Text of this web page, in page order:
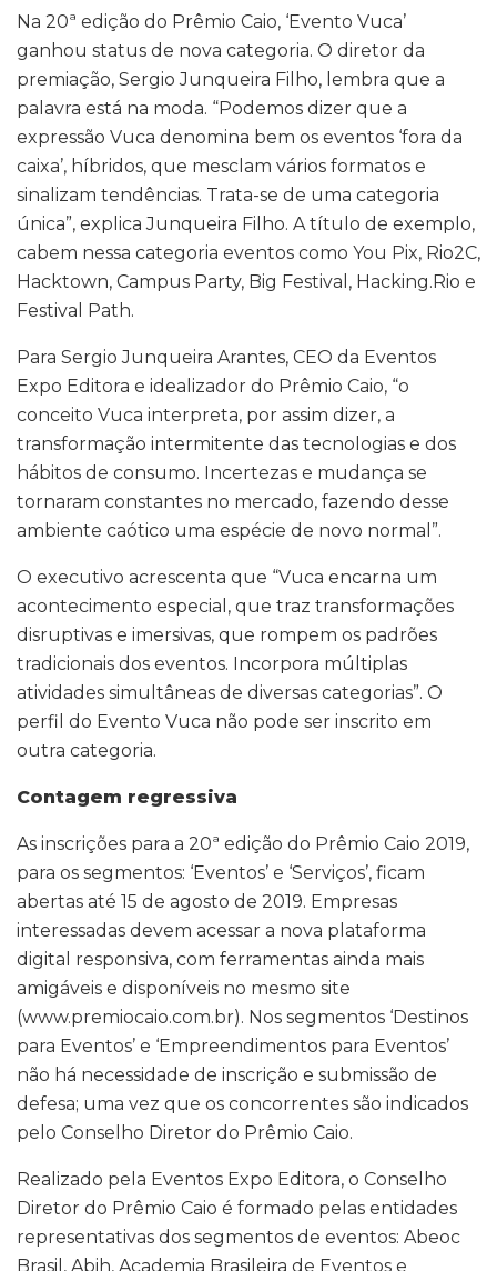
Na 20ª edição do Prêmio Caio, ‘Evento Vuca’
ganhou status de nova categoria. O diretor da
premiação, Sergio Junqueira Filho, lembra que a
palavra está na moda. “Podemos dizer que a
expressão Vuca denomina bem os eventos ‘fora da
caixa’, híbridos, que mesclam vários formatos e
sinalizam tendências. Trata-se de uma categoria
única”, explica Junqueira Filho. A título de exemplo,
cabem nessa categoria eventos como You Pix, Rio2C,
Hacktown, Campus Party, Big Festival, Hacking.Rio e
Festival Path.
Para Sergio Junqueira Arantes, CEO da Eventos
Expo Editora e idealizador do Prêmio Caio, “o
conceito Vuca interpreta, por assim dizer, a
transformação intermitente das tecnologias e dos
hábitos de consumo. Incertezas e mudança se
tornaram constantes no mercado, fazendo desse
ambiente caótico uma espécie de novo normal”.
O executivo acrescenta que “Vuca encarna um
acontecimento especial, que traz transformações
disruptivas e imersivas, que rompem os padrões
tradicionais dos eventos. Incorpora múltiplas
atividades simultâneas de diversas categorias”. O
perfil do Evento Vuca não pode ser inscrito em
outra categoria.
Contagem regressiva
As inscrições para a 20ª edição do Prêmio Caio 2019,
para os segmentos: ‘Eventos’ e ‘Serviços’, ficam
abertas até 15 de agosto de 2019. Empresas
interessadas devem acessar a nova plataforma
digital responsiva, com ferramentas ainda mais
amigáveis e disponíveis no mesmo site
(www.premiocaio.com.br). Nos segmentos ‘Destinos
para Eventos’ e ‘Empreendimentos para Eventos’
não há necessidade de inscrição e submissão de
defesa; uma vez que os concorrentes são indicados
pelo Conselho Diretor do Prêmio Caio.
Realizado pela Eventos Expo Editora, o Conselho
Diretor do Prêmio Caio é formado pelas entidades
representativas dos segmentos de eventos: Abeoc
Brasil, Abih, Academia Brasileira de Eventos e